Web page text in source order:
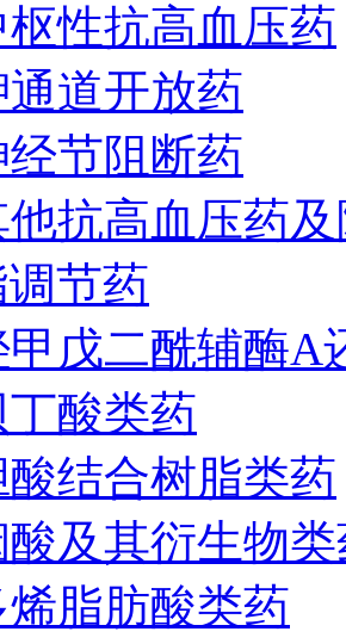
枢性抗高血压药
通道开放药
经节阻断药
他抗高血压药
调节药
甲戊二酰辅酶A
丁酸类药
酸结合树脂类药
酸及其衍生物
烯脂肪酸类药